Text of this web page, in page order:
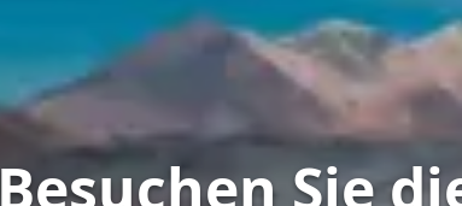
Besuchen Sie